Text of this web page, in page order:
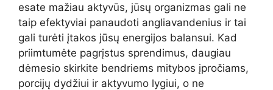
esate mažiau aktyvūs, jūsų organizmas gali ne
taip efektyviai panaudoti angliavandenius ir tai
gali turėti įtakos jūsų energijos balansui. Kad
priimtumėte pagrįstus sprendimus, daugiau
dėmesio skirkite bendriems mitybos įpročiams,
porcijų dydžiui ir aktyvumo lygiui, o ne